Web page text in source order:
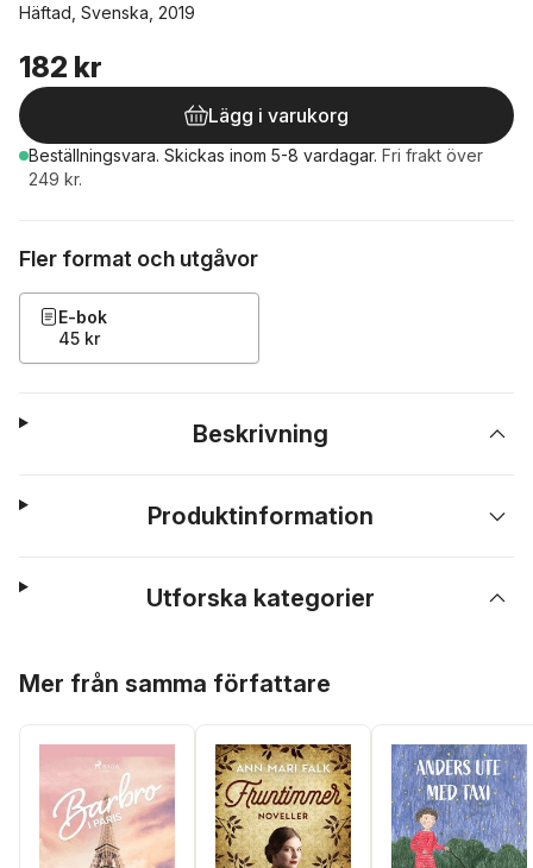
Häftad, Svenska, 2019
182 kr
Lägg i varukorg
Beställningsvara. Skickas inom 5-8 vardagar. Fri frakt över
249 kr.
Fler format och utgåvor
E-bok
45 kr
Beskrivning
Produktinformation
Utforska kategorier
Mer från samma författare